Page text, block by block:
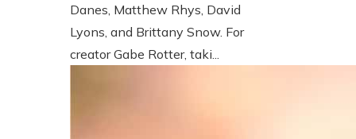
Danes, Matthew Rhys, David
Lyons, and Brittany Snow. For
creator Gabe Rotter, taki...